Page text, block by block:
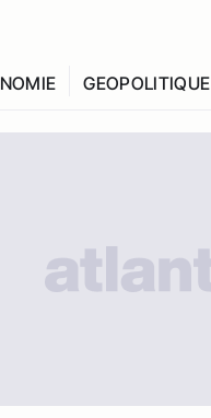
GEOPOLITIQUE